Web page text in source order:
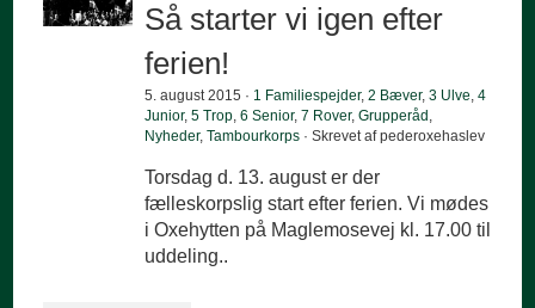
Så starter vi igen efter
ferien!
5. august 2015 · 1 Familiespejder,2 Bæver,3 Ulve,4
Junior,5 Trop,6 Senior,7 Rover,Grupperåd ,
Nyheder,Tambourkorps · Skrevet af pederoxehaslev
Torsdag d. 13. august er der
fælleskorpslig start efter ferien. Vi mødes
i Oxehytten på Maglemosevej kl. 17.00 til
uddeling..